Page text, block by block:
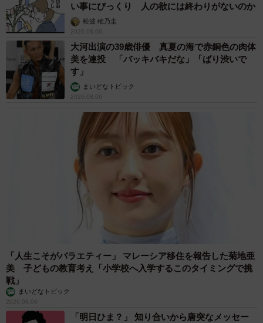
い事にびっくり 人の欲には終わりがないのか
松波 穂乃圭
2026.08.06
大河出演の39歳俳優 真夏の海で赤銅色の肉体
美を連投 「バッキバキだな」「ばり渋いで
す」
まいどなトピック
2026.08.06
「人生こそがバラエティー」 マレーシア移住を報告した菊地亜
美 子どもの教育考え「小学校へ入学するこのタイミングで挑
戦」
まいどなトピック
2026.08.06
「明日ひま？」 知り合いから唐突なメッセー